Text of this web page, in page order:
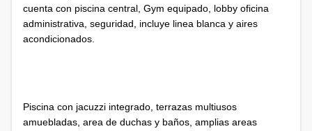
cuenta con piscina central, Gym equipado, lobby oficina
administrativa, seguridad, incluye linea blanca y aires
acondicionados.
Piscina con jacuzzi integrado, terrazas multiusos
amuebladas, area de duchas y baños, amplias areas